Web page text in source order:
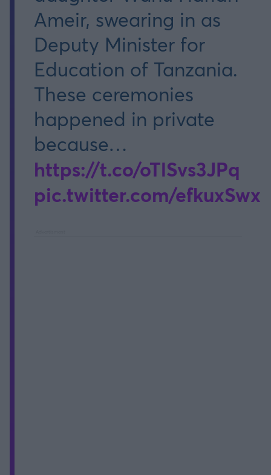
Ameir, swearing in as
Deputy Minister for
Education of Tanzania.
These ceremonies
happened in private
because…
https://t.co/oTlSvs3JPq
pic.twitter.com/